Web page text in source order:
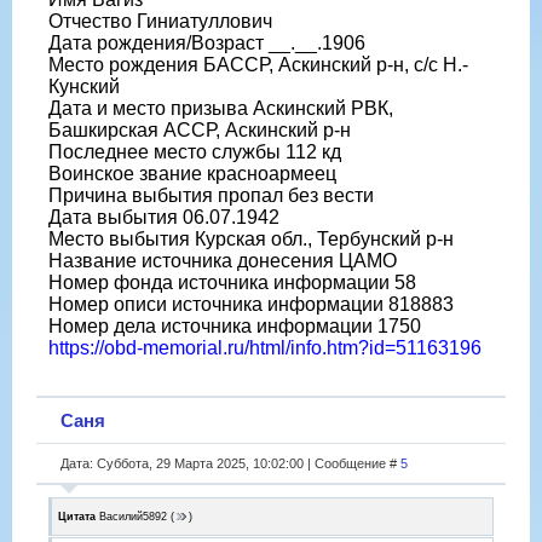
Отчество Гиниатуллович
Дата рождения/Возраст __.__.1906
Место рождения БАССР, Аскинский р-н, с/с Н.-
Кунский
Дата и место призыва Аскинский РВК,
Башкирская АССР, Аскинский р-н
Последнее место службы 112 кд
Воинское звание красноармеец
Причина выбытия пропал без вести
Дата выбытия 06.07.1942
Место выбытия Курская обл., Тербунский р-н
Название источника донесения ЦАМО
Номер фонда источника информации 58
Номер описи источника информации 818883
Номер дела источника информации 1750
https://obd-memorial.ru/html/info.htm?id=51163196
Саня
Дата: Суббота, 29 Марта 2025, 10:02:00 | Сообщение # 5
Цитата Василий5892 ( )